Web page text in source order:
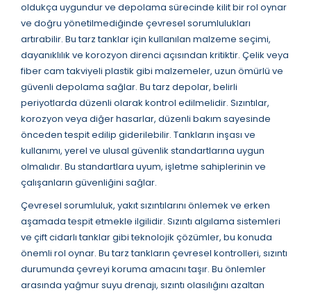
oldukça uygundur ve depolama sürecinde kilit bir rol oynar
ve doğru yönetilmediğinde çevresel sorumlulukları
artırabilir. Bu tarz tanklar için kullanılan malzeme seçimi,
dayanıklılık ve korozyon direnci açısından kritiktir. Çelik veya
fiber cam takviyeli plastik gibi malzemeler, uzun ömürlü ve
güvenli depolama sağlar. Bu tarz depolar, belirli
periyotlarda düzenli olarak kontrol edilmelidir. Sızıntılar,
korozyon veya diğer hasarlar, düzenli bakım sayesinde
önceden tespit edilip giderilebilir. Tankların inşası ve
kullanımı, yerel ve ulusal güvenlik standartlarına uygun
olmalıdır. Bu standartlara uyum, işletme sahiplerinin ve
çalışanların güvenliğini sağlar.
Çevresel sorumluluk, yakıt sızıntılarını önlemek ve erken
aşamada tespit etmekle ilgilidir. Sızıntı algılama sistemleri
ve çift cidarlı tanklar gibi teknolojik çözümler, bu konuda
önemli rol oynar. Bu tarz tankların çevresel kontrolleri, sızıntı
durumunda çevreyi koruma amacını taşır. Bu önlemler
arasında yağmur suyu drenajı, sızıntı olasılığını azaltan